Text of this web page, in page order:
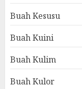
Buah Kesusu
Buah Kuini
Buah Kulim
Buah Kulor